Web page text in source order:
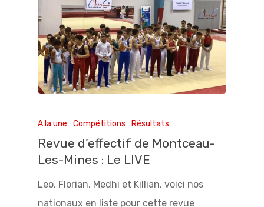
A la une Compétitions Résultats
Revue d’effectif de Montceau-
Les-Mines : Le LIVE
Leo, Florian, Medhi et Killian, voici nos
nationaux en liste pour cette revue